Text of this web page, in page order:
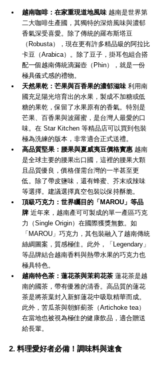
越南咖啡：在家重現道地風味 越南是世界第
二大咖啡生產國，其獨特的深焙風味與濃郁
香氣深受喜愛。除了傳統的羅布斯塔豆
（Robusta），現在更有許多精品級的阿拉比
卡豆（Arabica）。除了豆子，掛耳包組合搭
配一個越南傳統滴漏壺（Phin），就是一份
極具儀式感的禮物。
天然果乾：芒果與百香果的濃郁滋味 利用南
國充足陽光培育出的水果，製成不加糖或低
糖的果乾，保留了水果原有的香氣。特別是
芒果、百香果與波羅蜜，是台灣人最愛的口
味。在 Star Kitchen 等精品店可以買到包裝
極為洗練的版本，非常適合正式送禮。
高品質堅果：腰果與夏威夷豆價格實惠 越南
是全球主要的腰果出口國，這裡的腰果大顆
且品質優良，價格僅需台灣的一半甚至更
低。除了帶皮鹽味，還有蜂蜜、芥末或辣味
等選擇。建議選擇真空包裝以保持酥脆。
頂級巧克力：世界矚目的「MAROU」等品
牌 近年來，越南產可可製成的單一產區巧克
力（Single Origin）在國際獲獎無數。如
「MAROU」巧克力，其包裝融入了越南傳統
絲綢圖案，質感極佳。此外，「Legendary」
等品牌結合越南香料與熱帶水果的巧克力也
極具特色。
越南特色茶：蓮花茶與茉莉花茶 蓮花茶是越
南的國茶，帶有優雅的清香。高品質的蓮花
茶是將茶葉封入新鮮蓮花中吸取精華而成。
此外，苦瓜茶與朝鮮薊茶（Artichoke tea）
在當地也被視為極佳的健康飲品，適合贈送
給長輩。
2. 料理愛好者必備！調味料與速食